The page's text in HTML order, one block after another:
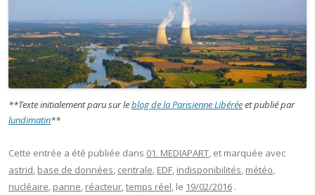
**Texte initialement paru sur leblog de la Parisienne Libéréeet publié par
lundimatin**
Cette entrée a été publiée dans 01. MEDIAPART, et marquée avec
astrid, base de données, centrale, EDF, indisponibilités, météo,
nucléaire, panne, réacteur,temps réel, le 19/02/2016 .